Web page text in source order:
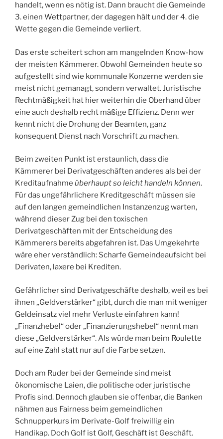
handelt, wenn es nötig ist. Dann braucht die Gemeinde
3. einen Wettpartner, der dagegen hält und der 4. die
Wette gegen die Gemeinde verliert.
Das erste scheitert schon am mangelnden Know-how
der meisten Kämmerer. Obwohl Gemeinden heute so
aufgestellt sind wie kommunale Konzerne werden sie
meist nicht gemanagt, sondern verwaltet. Juristische
Rechtmäßigkeit hat hier weiterhin die Oberhand über
eine auch deshalb recht mäßige Effizienz. Denn wer
kennt nicht die Drohung der Beamten, ganz
konsequent Dienst nach Vorschrift zu machen.
Beim zweiten Punkt ist erstaunlich, dass die
Kämmerer bei Derivatgeschäften anderes als bei der
Kreditaufnahme überhaupt so leicht handeln können.
Für das ungefährlichere Kreditgeschäft müssen sie
auf den langen gemeindlichen Instanzenzug warten,
während dieser Zug bei den toxischen
Derivatgeschäften mit der Entscheidung des
Kämmerers bereits abgefahren ist. Das Umgekehrte
wäre eher verständlich: Scharfe Gemeindeaufsicht bei
Derivaten, laxere bei Krediten.
Gefährlicher sind Derivatgeschäfte deshalb, weil es bei
ihnen „Geldverstärker“ gibt, durch die man mit weniger
Geldeinsatz viel mehr Verluste einfahren kann!
„Finanzhebel“ oder „Finanzierungshebel“ nennt man
diese „Geldverstärker“. Als würde man beim Roulette
auf eine Zahl statt nur auf die Farbe setzen.
Doch am Ruder bei der Gemeinde sind meist
ökonomische Laien, die politische oder juristische
Profis sind. Dennoch glauben sie offenbar, die Banken
nähmen aus Fairness beim gemeindlichen
Schnupperkurs im Derivate-Golf freiwillig ein
Handikap. Doch Golf ist Golf, Geschäft ist Geschäft.